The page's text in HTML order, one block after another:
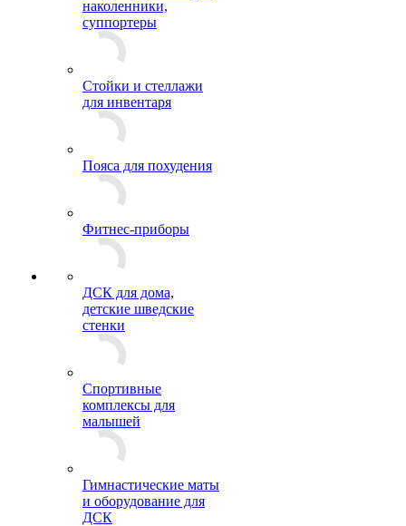
наколенники,
суппортеры
Стойки и стеллажи
для инвентаря
Пояса для похудения
Фитнес-приборы
ДСК для дома,
детские шведские
стенки
Спортивные
комплексы для
малышей
Гимнастические маты
и оборудование для
ДСК